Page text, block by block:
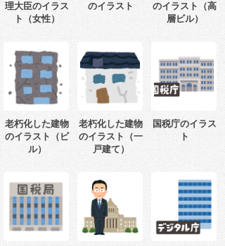
理大臣のイラス
ト（女性）
のイラスト
のイラスト（高
層ビル）
老朽化した建物
のイラスト（ビ
ル）
老朽化した建物
のイラスト（一
戸建て）
国税庁のイラス
ト